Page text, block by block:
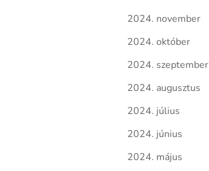
2024. november
2024. október
2024. szeptember
2024. augusztus
2024. július
2024. június
2024. május